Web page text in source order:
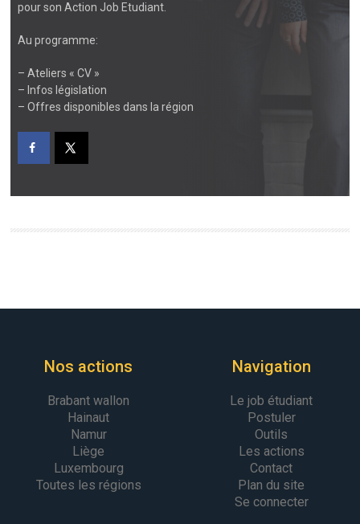
pour son Action Job Etudiant.
Au programme:
– Ateliers « CV »
– Infos législation
– Offres disponibles dans la région
Nos actions
Brabant wallon
Hainaut
Namur
Liège
Luxembourg
Toutes les régions
Navigation
Le job étudiant
Postuler
Outils
Les actions
Contact
Plan du site
Se connecter